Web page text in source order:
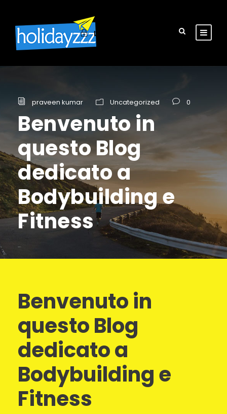
Login
praveen kumar Uncategorized 0
Benvenuto in
questo Blog
dedicato a
Bodybuilding e
Fitness
Benvenuto in
questo Blog
dedicato a
Bodybuilding e
Fitness